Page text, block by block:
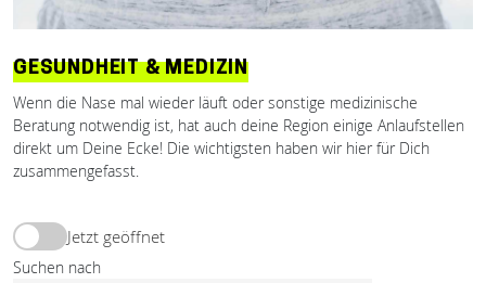
GESUNDHEIT & MEDIZIN
Wenn die Nase mal wieder läuft oder sonstige medizinische
Beratung notwendig ist, hat auch deine Region einige Anlaufstellen
direkt um Deine Ecke! Die wichtigsten haben wir hier für Dich
zusammengefasst.
Jetzt geöffnet
Suchen nach